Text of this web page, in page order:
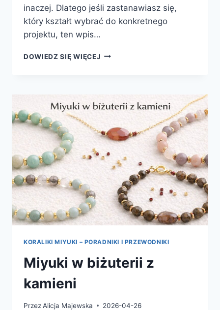
inaczej. Dlatego jeśli zastanawiasz się,
który kształt wybrać do konkretnego
projektu, ten wpis…
DOWIEDZ SIĘ WIĘCEJ MIYUKI
KORALIKI MIYUKI – PORADNIKI I PRZEWODNIKI
Miyuki w biżuterii z
kamieni
PrzezAlicja Majewska 2026-04-26